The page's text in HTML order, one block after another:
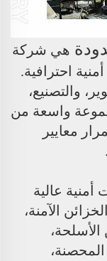
هي شركة
احترافية.
والتصنيع،
واسعة من
معايير
عالية
الآمنة،
المحصنة،